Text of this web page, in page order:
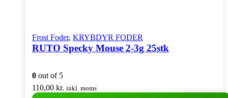
Frost Foder, KRYBDYR FODER
RUTO Specky Mouse 2-3g 25stk
0 out of 5
110,00 kr. inkl. moms